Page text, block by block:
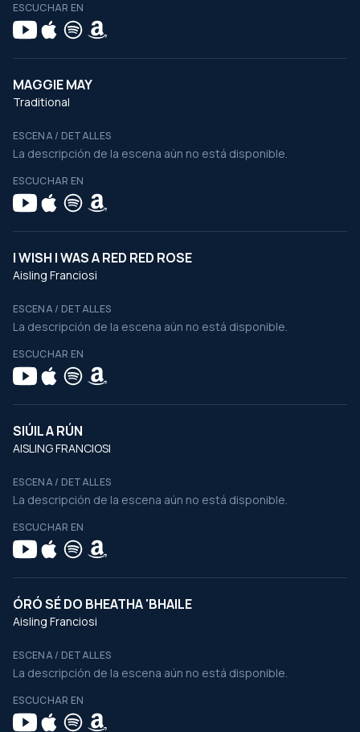
ESCUCHAR EN
MAGGIE MAY
Traditional
ESCENA / DETALLES
La descripción de la escena aún no está disponible.
ESCUCHAR EN
I WISH I WAS A RED RED ROSE
Aisling Franciosi
ESCENA / DETALLES
La descripción de la escena aún no está disponible.
ESCUCHAR EN
SIÚIL A RÚN
AISLING FRANCIOSI
ESCENA / DETALLES
La descripción de la escena aún no está disponible.
ESCUCHAR EN
ÓRÓ SÉ DO BHEATHA 'BHAILE
Aisling Franciosi
ESCENA / DETALLES
La descripción de la escena aún no está disponible.
ESCUCHAR EN